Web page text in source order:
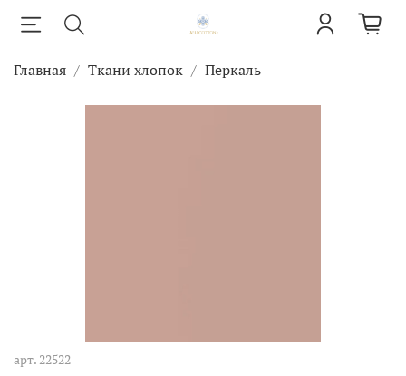
Главная Ткани хлопок Перкаль
арт. 22522